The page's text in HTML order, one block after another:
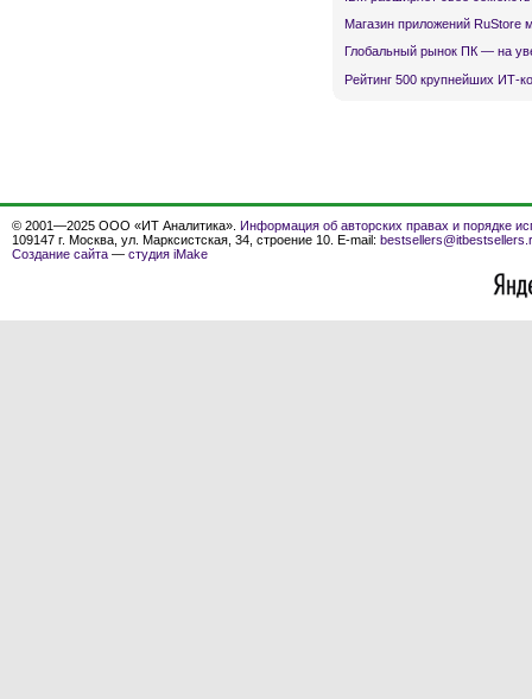
Магазин приложений RuStore
Глобальный рынок ПК — на
Рейтинг 500 крупнейших ИТ-
© 2001—2025 ООО «ИТ Аналитика». Информация об авторских правах и порядке
109147 г. Москва, ул. Марксистская, 34, строение 10. E-mail:
Создание сайта — студия iMake